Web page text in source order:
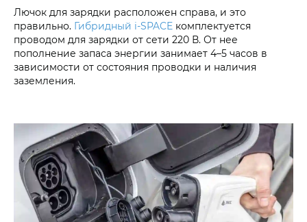
Лючок для зарядки расположен справа, и это
правильно. Гибридный i‑SPACE комплектуется
проводом для зарядки от сети 220 В. От нее
пополнение запаса энергии занимает 4–5 часов в
зависимости от состояния проводки и наличия
заземления.